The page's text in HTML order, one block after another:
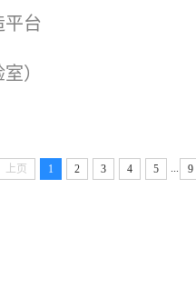
台
）
上页 1 2 3 4 5 9